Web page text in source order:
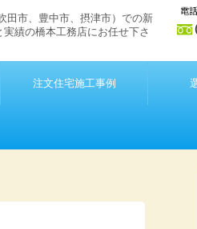
田市、豊中市、摂津市）での新
績の橋本工務店にお任せ下さ
注文住宅施工事例